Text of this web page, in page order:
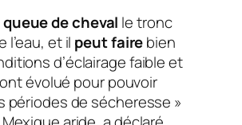
de cheval le tronc
l’eau, et il peut fairebien
d’éclairage faible et
évolué pour pouvoir
périodes de sécheresse »